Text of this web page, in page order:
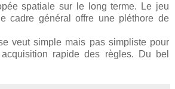
spatiale sur le long terme. Le jeu
cadre général offre une pléthore de
veut simple mais pas simpliste pour
rapide des règles. Du bel